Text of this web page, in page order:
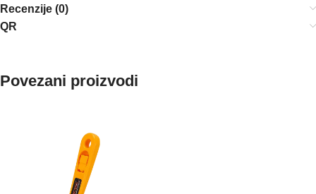
Recenzije (0)
QR
Povezani proizvodi